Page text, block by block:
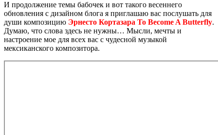
И продолжение темы бабочек и вот такого весеннего
обновления с дизайном блога я приглашаю вас послушать для
души композицию Эрнесто Кортазара To Become A Butterfly.
Думаю, что слова здесь не нужны… Мысли, мечты и
настроение мое для всех вас с чудесной музыкой
мексиканского композитора.